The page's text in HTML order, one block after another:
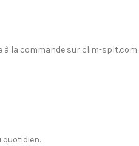
à la commande sur clim-splt.com.